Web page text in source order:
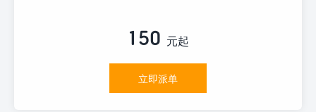
150 元起
立即派单